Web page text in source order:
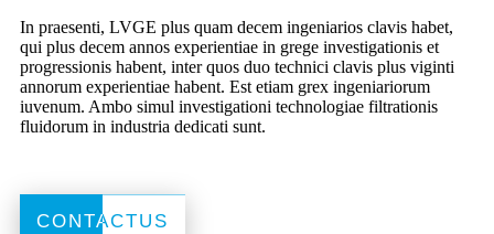
In praesenti, LVGE plus quam decem ingeniarios clavis habet,
qui plus decem annos experientiae in grege investigationis et
progressionis habent, inter quos duo technici clavis plus viginti
annorum experientiae habent. Est etiam grex ingeniariorum
iuvenum. Ambo simul investigationi technologiae filtrationis
fluidorum in industria dedicati sunt.
CONTACTUS
CONTACTUS